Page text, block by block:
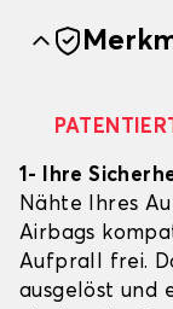
1- Ihre
Nähte Ihres
Airbags
Aufprall frei.
ausgelöst und